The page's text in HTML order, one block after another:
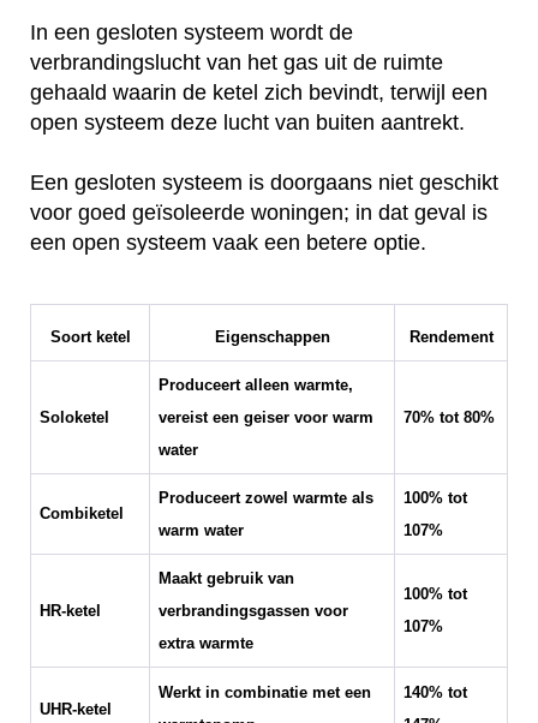
In een gesloten systeem wordt de
verbrandingslucht van het gas uit de ruimte
gehaald waarin de ketel zich bevindt, terwijl een
open systeem deze lucht van buiten aantrekt.
Een gesloten systeem is doorgaans niet geschikt
voor goed geïsoleerde woningen; in dat geval is
een open systeem vaak een betere optie.
Soort ketel Eigenschappen Rendement
Soloketel
Produceert alleen warmte,
vereist een geiser voor warm
water
70% tot 80%
Combiketel
Produceert zowel warmte als
warm water
100% tot
107%
HR-ketel
Maakt gebruik van
verbrandingsgassen voor
extra warmte
100% tot
107%
UHR-ketel
Werkt in combinatie met een
140% tot